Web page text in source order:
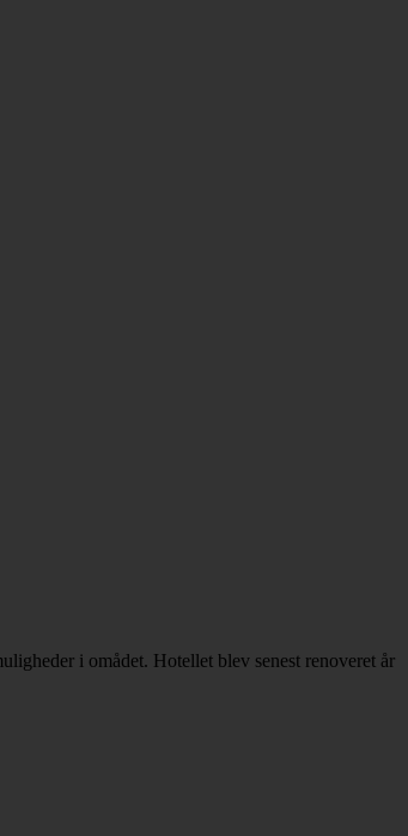
i omådet. Hotellet blev senest renoveret år